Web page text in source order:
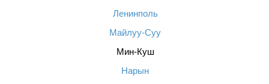
Ленинполь
Майлуу-Суу
Мин-Куш
Нарын